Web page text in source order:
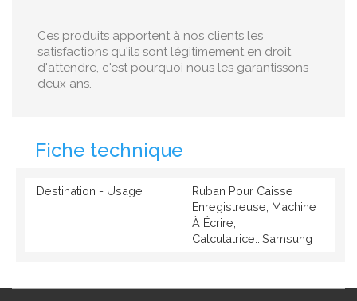
Ces produits apportent à nos clients les
satisfactions qu'ils sont légitimement en droit
d'attendre, c'est pourquoi nous les garantissons
deux ans.
Fiche technique
Destination - Usage :
Ruban Pour Caisse
Enregistreuse, Machine
À Écrire,
Calculatrice...Samsung